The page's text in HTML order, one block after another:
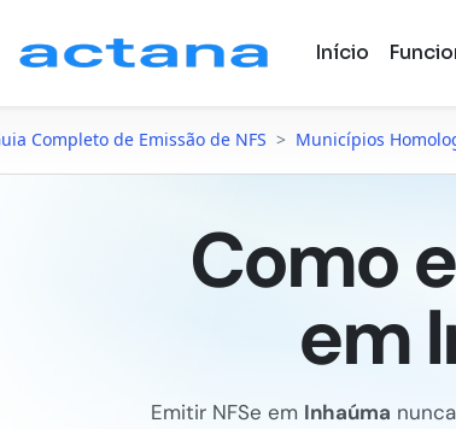
Início
Completo de Emissão de NFS > Municípios
Como
em
Emitir NFSe em Inhaúma